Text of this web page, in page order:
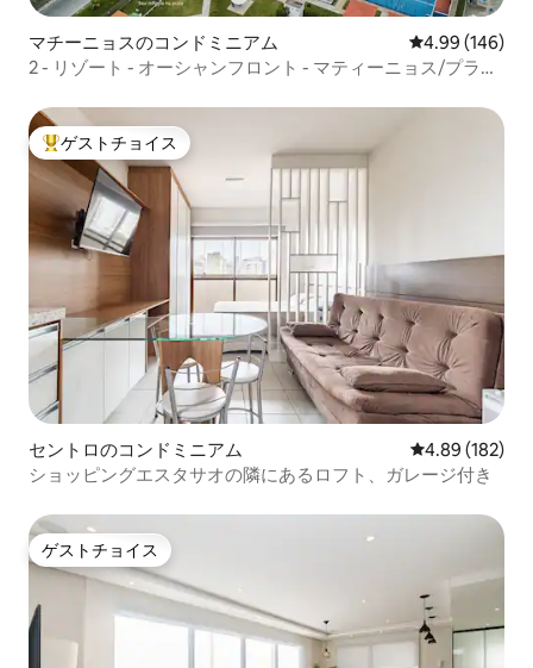
マチーニョスのコンドミニアム レビュー146
4.99 (146)
2 - リゾート - オーシャンフロント - マティーニョス/プラナ
大好評のゲストチョイスです。
ゲストチョイス
セントロのコンドミニアム レビュー182
4.89 (182)
ショッピングエスタサオの隣にあるロフト、ガレージ付き
ゲストチョイス
ゲストチョイス